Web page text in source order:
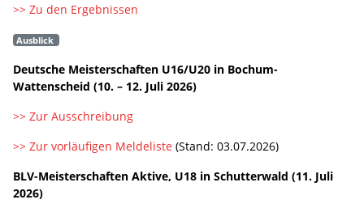
>> Zu den Ergebnissen
Ausblick
Deutsche Meisterschaften U16/U20 in Bochum-
Wattenscheid (10. – 12. Juli 2026)
>> Zur Ausschreibung
>> Zur vorläufigen Meldeliste (Stand: 03.07.2026)
BLV-Meisterschaften Aktive, U18 in Schutterwald (11. Juli
2026)